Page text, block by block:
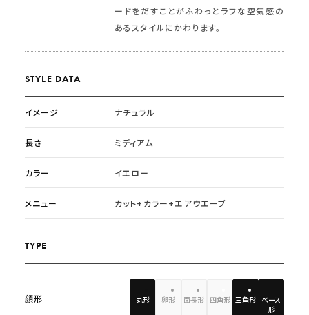
ードをだすことがふわっとラフな空気感の
あるスタイルにかわります。
STYLE DATA
イメージ ナチュラル
長さ ミディアム
カラー イエロー
メニュー カット+カラー+エアウエーブ
TYPE
顔形 丸形 卵形 面長形 四角形 三角形 ベース
形